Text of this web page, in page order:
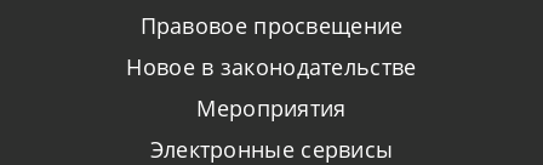
Правовое просвещение
Новое в законодательстве
Мероприятия
Электронные сервисы